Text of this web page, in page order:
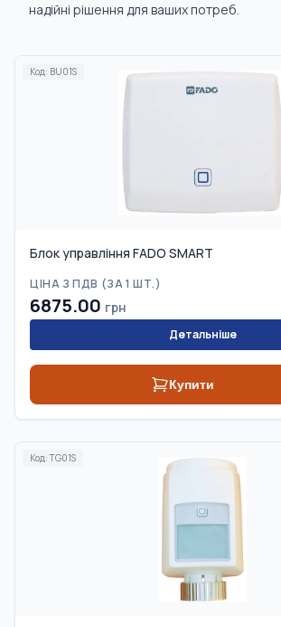
Ущільнювальні матеріали
надійні рішення для ваших потреб.
Код: BU01S
Блок управління FADO SMART
ЦІНА З ПДВ (ЗА 1 ШТ.)
6875.00 грн
Детальніше
Купити
Код:TG01S